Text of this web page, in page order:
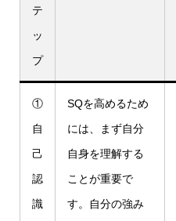
テ
ッ
プ
①
自
己
認
識
SQを高めるため
には、まず自分
自身を理解する
ことが重要で
す。自分の強み